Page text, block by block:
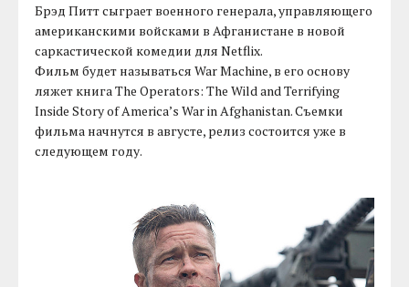
Брэд Питт сыграет военного генерала, управляющего
американскими войсками в Афганистане в новой
саркастической комедии для Netflix.
Фильм будет называться War Machine, в его основу
ляжет книга The Operators: The Wild and Terrifying
Inside Story of America’s War in Afghanistan. Съемки
фильма начнутся в августе, релиз состоится уже в
следующем году.